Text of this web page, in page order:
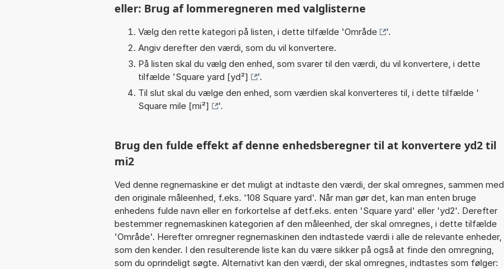
eller: Brug af lommeregneren med valglisterne
Vælg den rette kategori på listen, i dette tilfælde 'Område
'.
Angiv derefter den værdi, som du vil konvertere.
På listen skal du vælg den enhed, som svarer til den værdi, du vil konvertere, i dette
tilfælde 'Square yard [yd²]
'.
Til slut skal du vælge den enhed, som værdien skal konverteres til, i dette tilfælde '
Square mile [mi²]
'.
Brug den fulde effekt af denne enhedsberegner til at konvertere yd2 til
mi2
Ved denne regnemaskine er det muligt at indtaste den værdi, der skal omregnes, sammen med
den originale måleenhed, f.eks. '108 Square yard'. Når man gør det, kan man enten bruge
enhedens fulde navn eller en forkortelse af detf.eks. enten 'Square yard' eller 'yd2'. Derefter
bestemmer regnemaskinen kategorien af den måleenhed, der skal omregnes, i dette tilfælde
'Område'. Herefter omregner regnemaskinen den indtastede værdi i alle de relevante enheder,
som den kender. I den resulterende liste kan du være sikker på også at finde den omregning,
som du oprindeligt søgte. Alternativt kan den værdi, der skal omregnes, indtastes som følger: